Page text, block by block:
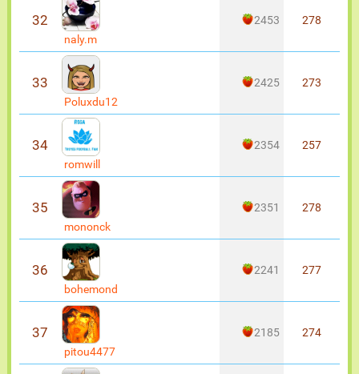
32
naly.m
2453 278
33
Poluxdu12
2425 273
34
romwill
2354 257
35
mononck
2351 278
36
bohemond
2241 277
37
pitou4477
2185 274